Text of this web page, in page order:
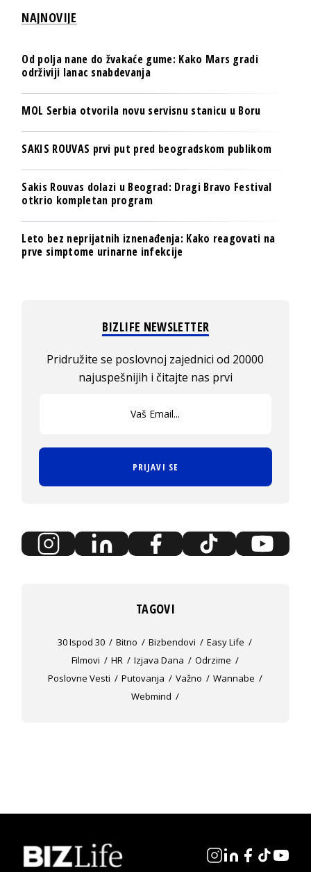
NAJNOVIJE
Od polja nane do žvakaće gume: Kako Mars gradi
održiviji lanac snabdevanja
MOL Serbia otvorila novu servisnu stanicu u Boru
SAKIS ROUVAS prvi put pred beogradskom publikom
Sakis Rouvas dolazi u Beograd: Dragi Bravo Festival
otkrio kompletan program
Leto bez neprijatnih iznenađenja: Kako reagovati na
prve simptome urinarne infekcije
BIZLIFE NEWSLETTER
Pridružite se poslovnoj zajednici od 20000
najuspešnijih i čitajte nas prvi
PRIJAVI SE
TAGOVI
30 Ispod 30 Bitno Bizbendovi
Easy Life
Filmovi
HR Izjava Dana
Odrzime
Poslovne Vesti
Putovanja Važno
Wannabe
Webmind